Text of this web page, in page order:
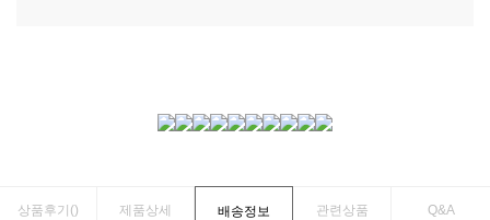
상품후기() 제품상세 배송정보 관련상품 Q&A